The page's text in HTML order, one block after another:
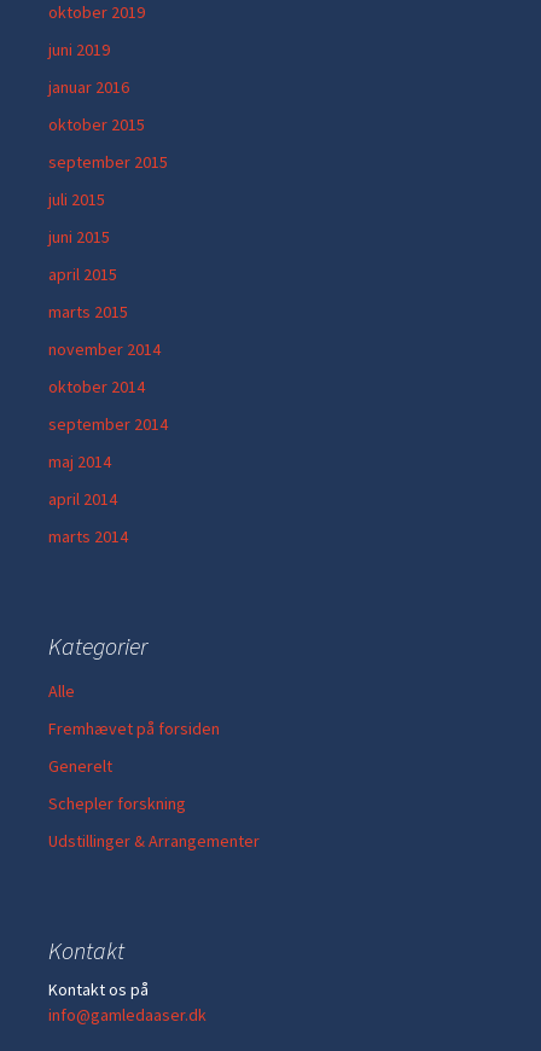
oktober 2019
juni 2019
januar 2016
oktober 2015
september 2015
juli 2015
juni 2015
april 2015
marts 2015
november 2014
oktober 2014
september 2014
maj 2014
april 2014
marts 2014
Kategorier
Alle
Fremhævet på forsiden
Generelt
Schepler forskning
Udstillinger & Arrangementer
Kontakt
Kontakt os på
info@gamledaaser.dk